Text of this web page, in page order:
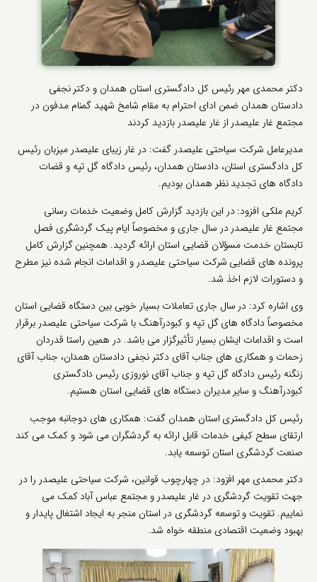
دکتر محمدی مهر رئیس کل دادگستری استان همدان و دکتر نجفی
دادستان همدان ضمن ادای احترام به مقام شامخ شهید گمنام مدفون در
مجتمع غار علیصدر از غار علیصدر بازدید کردند
مدیرعامل شرکت سیاحتی علیصدر گفت: در غار زیبای علیصدر میزبان رئیس
کل دادگستری استان، دادستان همدان، رئیس دادگاه گل تپه و قضات
دادگاه های تجدید نظر همدان بودیم.
کریم ملکی افزود: در این بازدید گزارش کامل وضعیت خدمات رسانی
مجتمع غار علیصدر در سال جاری و مخصوصاً ایام پیک گردشگری فصل
تابستان خدمت مسؤلان قضایی استان ارائه گردید. همچنین گزارش کامل
پرونده های قضایی شرکت سیاحتی علیصدر و اقدامات انجام شده نیز مطرح
و دستورات لازم اخذ شد.
وی اشاره کرد: در سال جاری تعاملات بسیار خوبی بین دستگاه قضایی استان
مخصوصاً دادگاه های گل تپه و کبودرآهنگ با شرکت سیاحتی علیصدر برقرار
است و اقدامات ایشان بسیار تأثیرگزار می باشد. در همین راستا قدردان
زحمات و همکاری های جناب آقای دکتر نجفی دادستان همدان، جناب آقای
زنگنه رئیس دادگاه گل تپه و جناب آقای نوروزی رئیس دادگستری
کبودرآهنگ و سایر مدیران دستگاه های قضایی استان هستیم.
رئیس کل دادگستری استان همدان گفت: همکاری های دوجانبه موجب
ارتقای سطح کیفی خدمات قابل ارائه به گردشگران می شود و کمک می کند
صنعت گردشگری استان توسعه یابد.
دکتر محمدی مهر افزود: در چهارچوب قوانین، شرکت سیاحتی علیصدر را در
جهت تقویت گردشگری در غار علیصدر و مجتمع عباس آباد کمک می
نماییم. تقویت و توسعه گردشگری در استان منجر به ایجاد اشتغال پایدار و
بهبود وضعیت اقتصادی منطقه خواه شد.